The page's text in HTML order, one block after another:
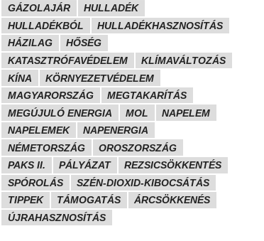
GÁZOLAJÁR
HULLADÉK
HULLADÉKBÓL
HULLADÉKHASZNOSÍTÁS
HÁZILAG
HŐSÉG
KATASZTRÓFAVÉDELEM
KLÍMAVÁLTOZÁS
KÍNA
KÖRNYEZETVÉDELEM
MAGYARORSZÁG
MEGTAKARÍTÁS
MEGÚJULÓ ENERGIA
MOL
NAPELEM
NAPELEMEK
NAPENERGIA
NÉMETORSZÁG
OROSZORSZÁG
PAKS II.
PÁLYÁZAT
REZSICSÖKKENTÉS
SPÓROLÁS
SZÉN-DIOXID-KIBOCSÁTÁS
TIPPEK
TÁMOGATÁS
ÁRCSÖKKENÉS
ÚJRAHASZNOSÍTÁS